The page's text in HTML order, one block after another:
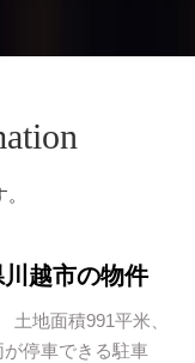
越市の物件
土地面積991平米、
が停車できる駐車